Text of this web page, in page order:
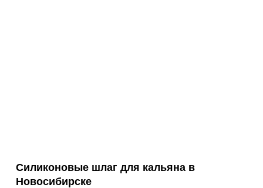
Силиконовые шлаг для кальяна в
Новосибирске